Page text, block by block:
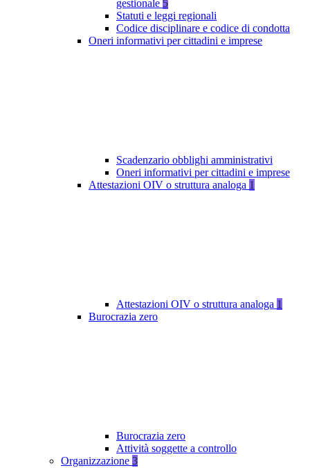
gestionale 5
Statuti e leggi regionali
Codice disciplinare e codice di condotta
Oneri informativi per cittadini e imprese
Scadenzario obblighi amministrativi
Oneri informativi per cittadini e imprese
Attestazioni OIV o struttura analoga 1
Attestazioni OIV o struttura analoga 1
Burocrazia zero
Burocrazia zero
Attività soggette a controllo
Organizzazione 3